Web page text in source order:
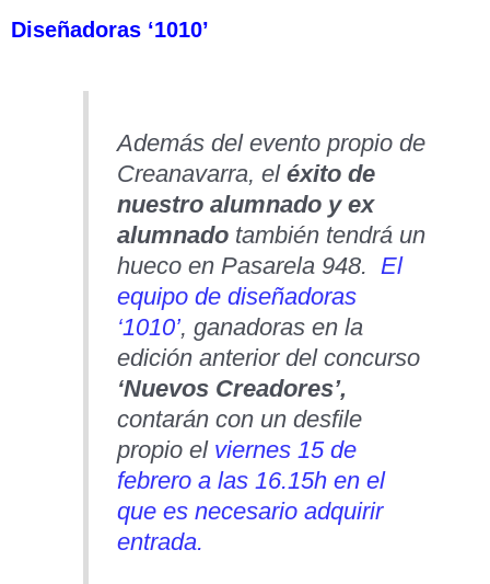
Diseñadoras ‘1010’
Además del evento propio de
Creanavarra, eléxito de
nuestro alumnado y ex
alumnado también tendrá un
hueco en Pasarela 948.El
equipo de diseñadoras
‘1010’, ganadoras en la
edición anterior del concurso
‘Nuevos Creadores’,
contarán con un desfile
propio elviernes 15 de
febrero a las 16.15h en el
que es necesario adquirir
entrada.